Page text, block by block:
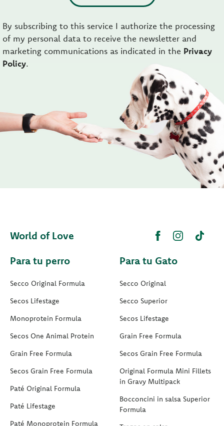
By subscribing to this service I authorize the processing
of my personal data to receive the newsletter and
marketing communications as indicated in the Privacy
Policy.
World of Love
Para tu perro
Secco Original Formula
Secos Lifestage
Monoprotein Formula
Secos One Animal Protein
Grain Free Formula
Secos Grain Free Formula
Paté Original Formula
Paté Lifestage
Paté Monoprotein Formula
Para tu Gato
Secco Original
Secco Superior
Secos Lifestage
Grain Free Formula
Secos Grain Free Formula
Original Formula Mini Fillets
in Gravy Multipack
Bocconcini in salsa Superior
Formula